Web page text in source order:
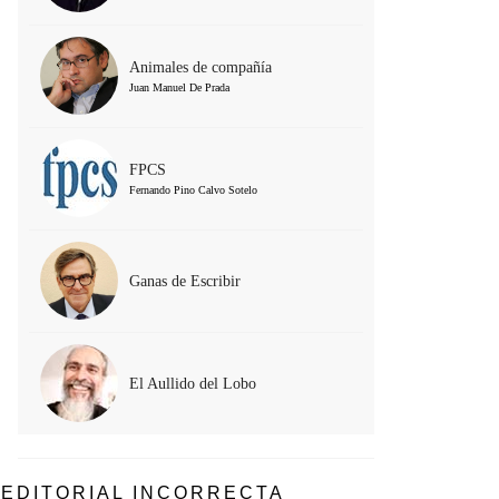
Animales de compañía
Juan Manuel De Prada
FPCS
Fernando Pino Calvo Sotelo
Ganas de Escribir
El Aullido del Lobo
EDITORIAL INCORRECTA